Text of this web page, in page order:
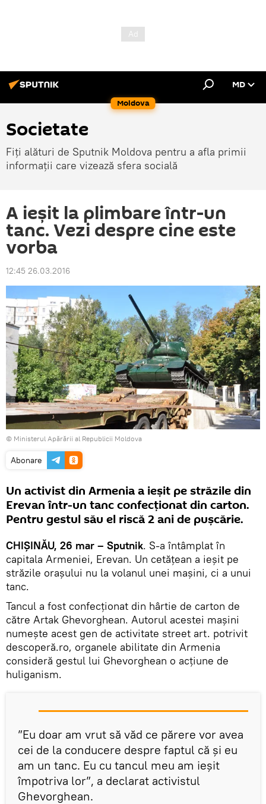
Moldova
MD
Societate
Fiți alături de Sputnik Moldova pentru a afla primii
informații care vizează sfera socială
A ieşit la plimbare într-un
tanc. Vezi despre cine este
vorba
12:45 26.03.2016
© Ministerul Apărării al Republicii Moldova
Abonare
Un activist din Armenia a ieşit pe străzile din
Erevan într-un tanc confecţionat din carton.
Pentru gestul său el riscă 2 ani de puşcărie.
CHIŞINĂU, 26 mar – Sputnik. S-a întâmplat în
capitala Armeniei, Erevan. Un cetăţean a ieşit pe
străzile oraşului nu la volanul unei maşini, ci a unui
tanc.
Tancul a fost confecţionat din hârtie de carton de
către Artak Ghevorghean. Autorul acestei maşini
numeşte acest gen de activitate street art. potrivit
descoperă.ro, organele abilitate din Armenia
consideră gestul lui Ghevorghean o acţiune de
huliganism.
”Eu doar am vrut să văd ce părere vor avea
cei de la conducere despre faptul că şi eu
am un tanc. Eu cu tancul meu am ieşit
împotriva lor”, a declarat activistul
Ghevorghean.